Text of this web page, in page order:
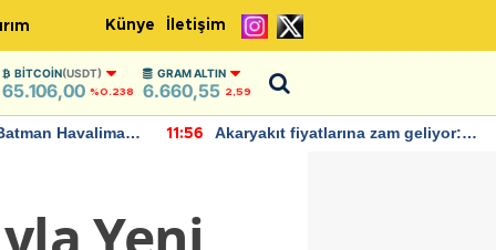
Künye İletişim
BITCOIN(USDT)
65.106,00 %0.238
GRAM ALTIN
6.660,55 2,59
Havalimanı
11:56
Akaryakıt fiyatlarına zam geliyor: